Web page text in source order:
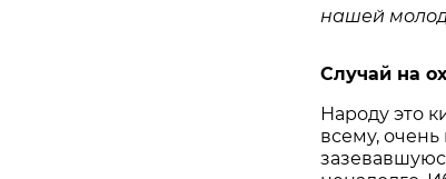
нашей
Случай на
Народу это
всему,